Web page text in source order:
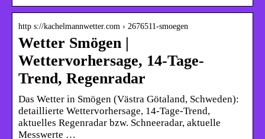
http s://kachelmannwetter.com › 2676511-smoegen
Wetter Smögen |
Wettervorhersage, 14-Tage-
Trend, Regenradar
Das Wetter in Smögen (Västra Götaland, Schweden):
detaillierte Wettervorhersage, 14-Tage-Trend,
aktuelles Regenradar bzw. Schneeradar, aktuelle
Messwerte …